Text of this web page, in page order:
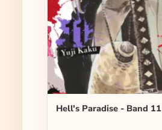
Hell's Paradise - Band 11